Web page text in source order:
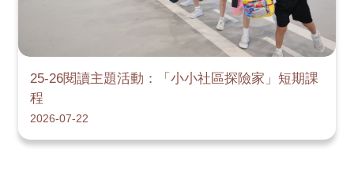
25-26閱讀主題活動：「小小社區探險家」短期課
程
2026-07-22